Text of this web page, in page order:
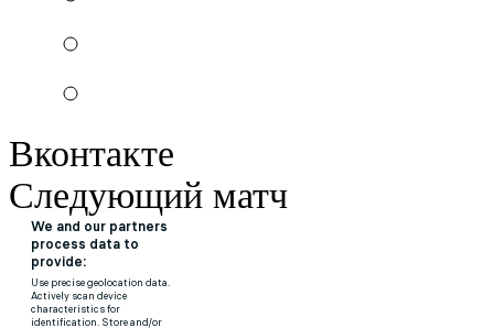
Вконтакте
Следующий матч